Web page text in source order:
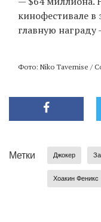
кинофестивале
главную награду
Фото: Niko Tavernise /
Метки Джокер
Хоакин Феникс